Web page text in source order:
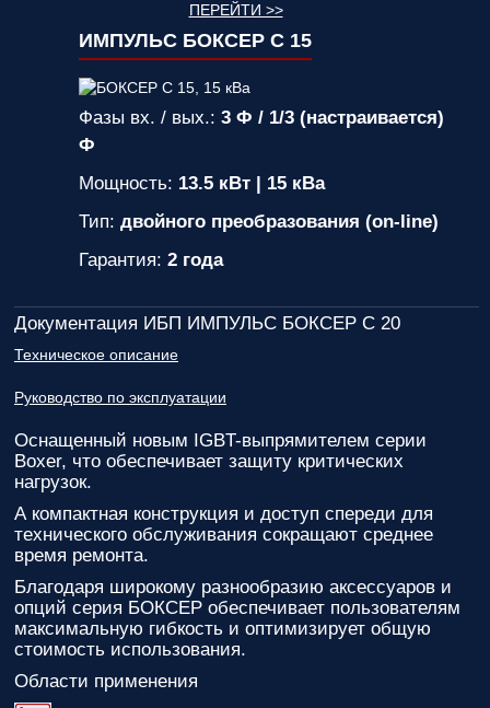
ПЕРЕЙТИ >>
ИМПУЛЬС БОКСЕР С 15
Фазы вх. / вых.: 3 Ф / 1/3 (настраивается)
Ф
Мощность: 13.5 кВт | 15 кВа
Тип: двойного преобразования (on-line)
Гарантия: 2 года
Документация ИБП ИМПУЛЬС БОКСЕР С 20
Техническое описание
Руководство по эксплуатации
Оснащенный новым IGBT-выпрямителем серии
Boxer, что обеспечивает защиту критических
нагрузок.
А компактная конструкция и доступ спереди для
технического обслуживания сокращают среднее
время ремонта.
Благодаря широкому разнообразию аксессуаров и
опций серия БОКСЕР обеспечивает пользователям
максимальную гибкость и оптимизирует общую
стоимость использования.
Области применения